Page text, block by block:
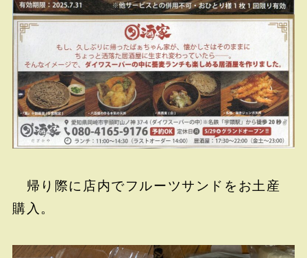
帰り際に店内でフルーツサンドをお土産
購入。